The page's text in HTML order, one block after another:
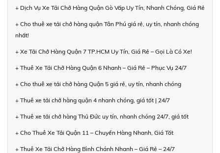
+ Dịch Vụ Xe Tải Chở Hàng Quận Gò Vấp Uy Tín, Nhanh Chóng, Giá Rẻ
+ Cho thuê xe tải chở hàng quận Tân Phú giá rẻ, uy tín, nhanh chóng
nhất!
+ Xe Tải Chở Hàng Quận 7 TP.HCM Uy Tín, Giá Rẻ – Gọi Là Có Xe!
+ Thuê Xe Tải Chở Hàng Quận 6 Nhanh – Giá Rẻ – Phục Vụ 24/7
+ Cho thuê xe tải chở hàng Quận 5 giá rẻ, uy tín, nhanh chóng
+ Thuê xe tải chở hàng quận 4 nhanh chóng, giá tốt | 24/7
+ Thuê xe tải chở hàng Thủ Đức uy tín, nhanh chóng 24/7, giá tốt
+ Cho Thuê Xe Tải Quận 11 – Chuyển Hàng Nhanh, Giá Tốt
+ Thuê Xe Tải Chở Hàng Bình Chánh Nhanh – Giá Rẻ – 24/7